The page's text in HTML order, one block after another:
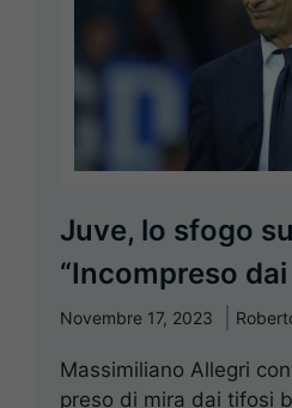
Juve, lo sfogo
“Incompreso
Novembre 17, 2023
Massimiliano Allegri
preso di mira dai tifosi